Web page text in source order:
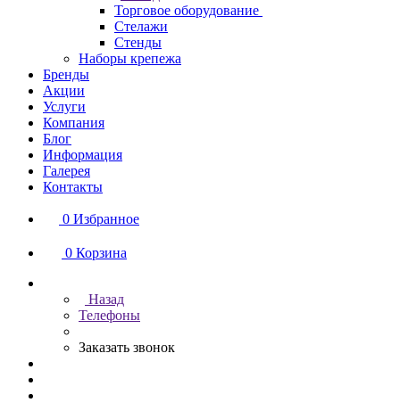
Торговое оборудование
Стелажи
Стенды
Наборы крепежа
Бренды
Акции
Услуги
Компания
Блог
Информация
Галерея
Контакты
0 Избранное
0 Корзина
Назад
Телефоны
Заказать звонок